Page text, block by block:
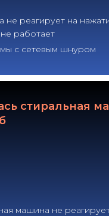
не реагирует на
работает
с сетевым шнуром
стиральная
машина не